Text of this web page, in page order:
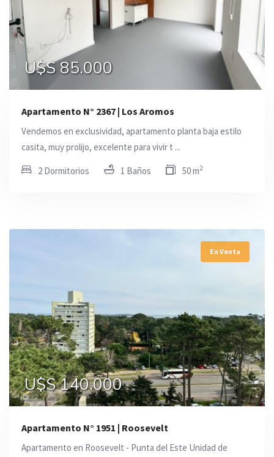
U$S 85.000
Apartamento N° 2367 | Los Aromos
Vendemos en exclusividad, apartamento planta baja estilo
casita, muy prolijo, excelente para vivir t ...
2 Dormitorios 1 Baños 50 m2
En Venta
U$S 140.000
Apartamento N° 1951 | Roosevelt
Apartamento en Roosevelt - Punta del Este Unidad de